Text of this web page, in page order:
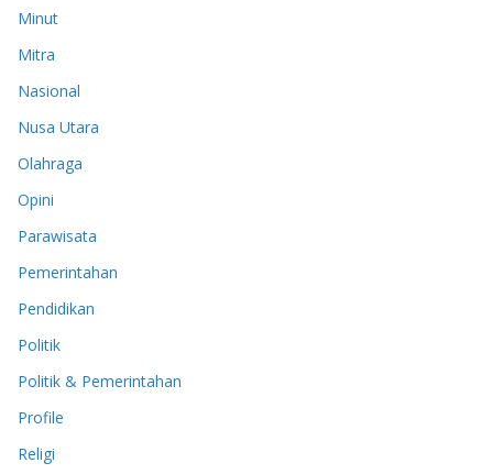
Minut
Mitra
Nasional
Nusa Utara
Olahraga
Opini
Parawisata
Pemerintahan
Pendidikan
Politik
Politik & Pemerintahan
Profile
Religi